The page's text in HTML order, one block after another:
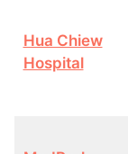
Hua Chiew
Hospital